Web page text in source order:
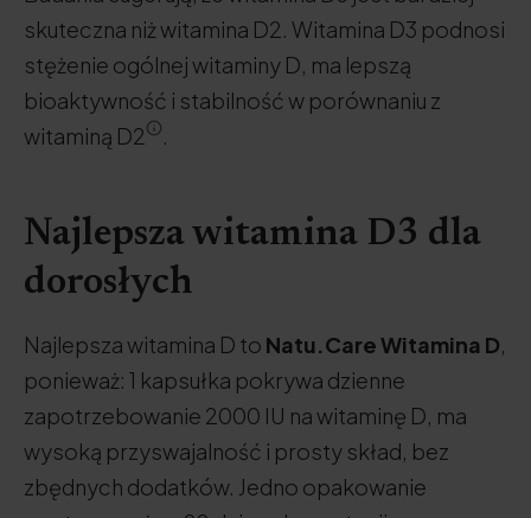
skuteczna niż witamina D2. Witamina D3 podnosi
stężenie ogólnej witaminy D, ma lepszą
bioaktywność i stabilność w porównaniu z
witaminą D2
.
Najlepsza witamina D3 dla
dorosłych
Najlepsza witamina D to Natu.Care Witamina D,
ponieważ: 1 kapsułka pokrywa dzienne
zapotrzebowanie 2000 IU na witaminę D, ma
wysoką przyswajalność i prosty skład, bez
zbędnych dodatków. Jedno opakowanie